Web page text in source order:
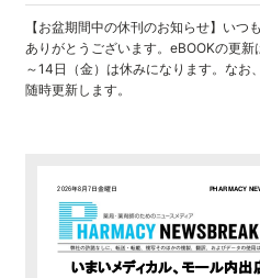
【お盆期間中の休刊のお知らせ】いつ
ありがとうございます。eBOOKの更新
～14日（金）は休みになります。なお
随時更新します。